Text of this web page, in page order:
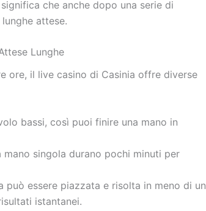
che anche dopo una serie di
attese.
Lunghe
ore, il live casino di Casinia offre diverse
bassi, così puoi finire una mano in
mano singola durano pochi minuti per
può essere piazzata e risolta in meno di un
istantanei.